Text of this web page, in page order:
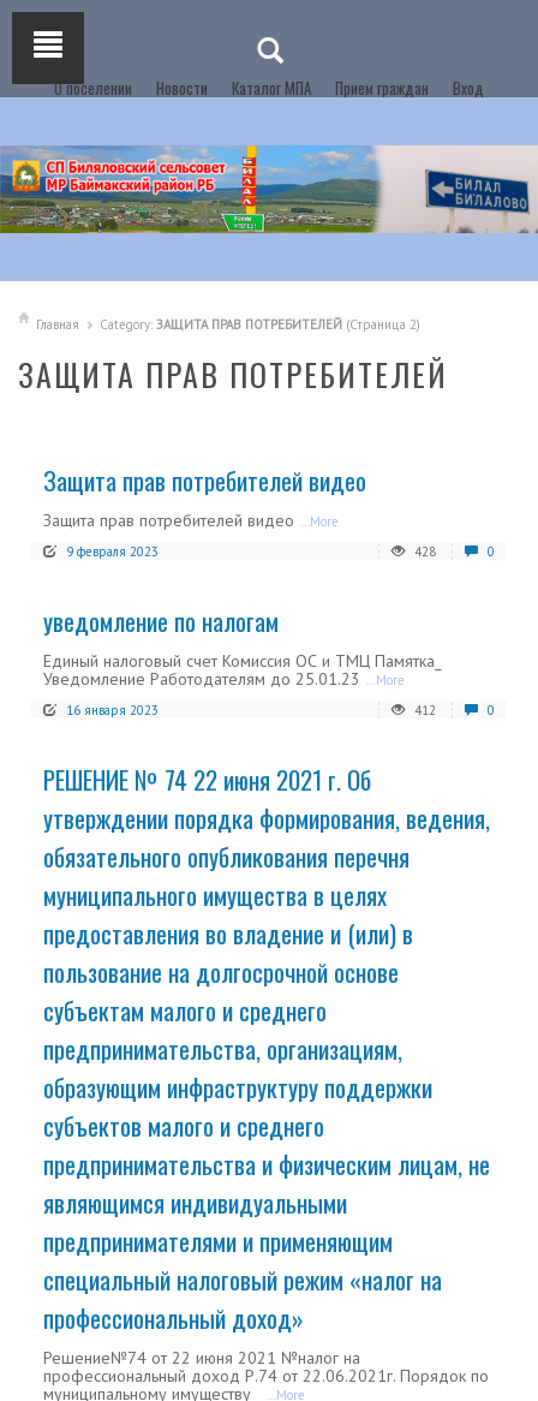
О поселении Новости Каталог МПА Прием граждан Вход
Главная Category: ЗАЩИТА ПРАВ ПОТРЕБИТЕЛЕЙ (Страница 2)
ЗАЩИТА ПРАВ ПОТРЕБИТЕЛЕЙ
Защита прав потребителей видео
Защита прав потребителей видео ...More
9 февраля 2023
428 0
уведомление по налогам
Единый налоговый счет Комиссия ОС и ТМЦ Памятка_
Уведомление Работодателям до 25.01.23 ...More
16 января 2023
412 0
РЕШЕНИЕ № 74 22 июня 2021 г. Об
утверждении порядка формирования, ведения,
обязательного опубликования перечня
муниципального имущества в целях
предоставления во владение и (или) в
пользование на долгосрочной основе
субъектам малого и среднего
предпринимательства, организациям,
образующим инфраструктуру поддержки
субъектов малого и среднего
предпринимательства и физическим лицам, не
являющимся индивидуальными
предпринимателями и применяющим
специальный налоговый режим «налог на
профессиональный доход»
Решение№74 от 22 июня 2021 №налог на
профессиональный доход Р.74 от 22.06.2021г. Порядок по
муниципальному имуществу
...More